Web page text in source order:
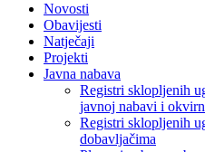
Novosti
Obavijesti
Natječaji
Projekti
Javna nabava
Registri sklopljenih
javnoj nabavi i
Registri sklopljenih
dobavljačima